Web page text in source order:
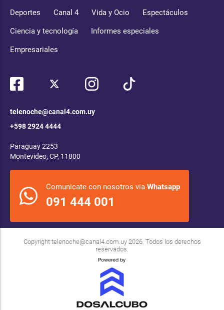
Deportes Canal 4 Vida y Ocio Espectáculos
Ciencia y tecnología Informes especiales
Empresariales
telenoche@canal4.com.uy
+598 2924 4444
Paraguay 2253
Montevideo, CP, 11800
Comunicate con nosotros via Whatsapp
091 444 001
Copyright telenoche@canal4.com.uy2026. Todos los derechos
reservados.